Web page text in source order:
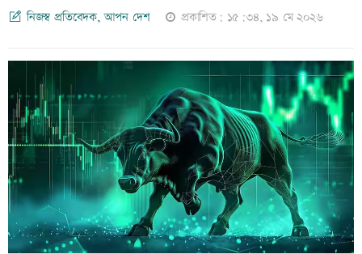
নিজস্ব প্রতিবেদক, আপন দেশ প্রকাশিত: ১৫:৩৪, ১৯ মে ২০২৬